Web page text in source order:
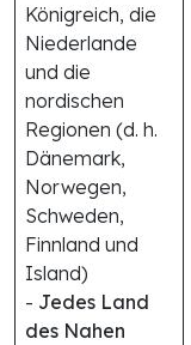
Königreich, die
Niederlande
und die
nordischen
Regionen (d. h.
Dänemark,
Norwegen,
Schweden,
Finnland und
Island)
- Jedes Land
des Nahen